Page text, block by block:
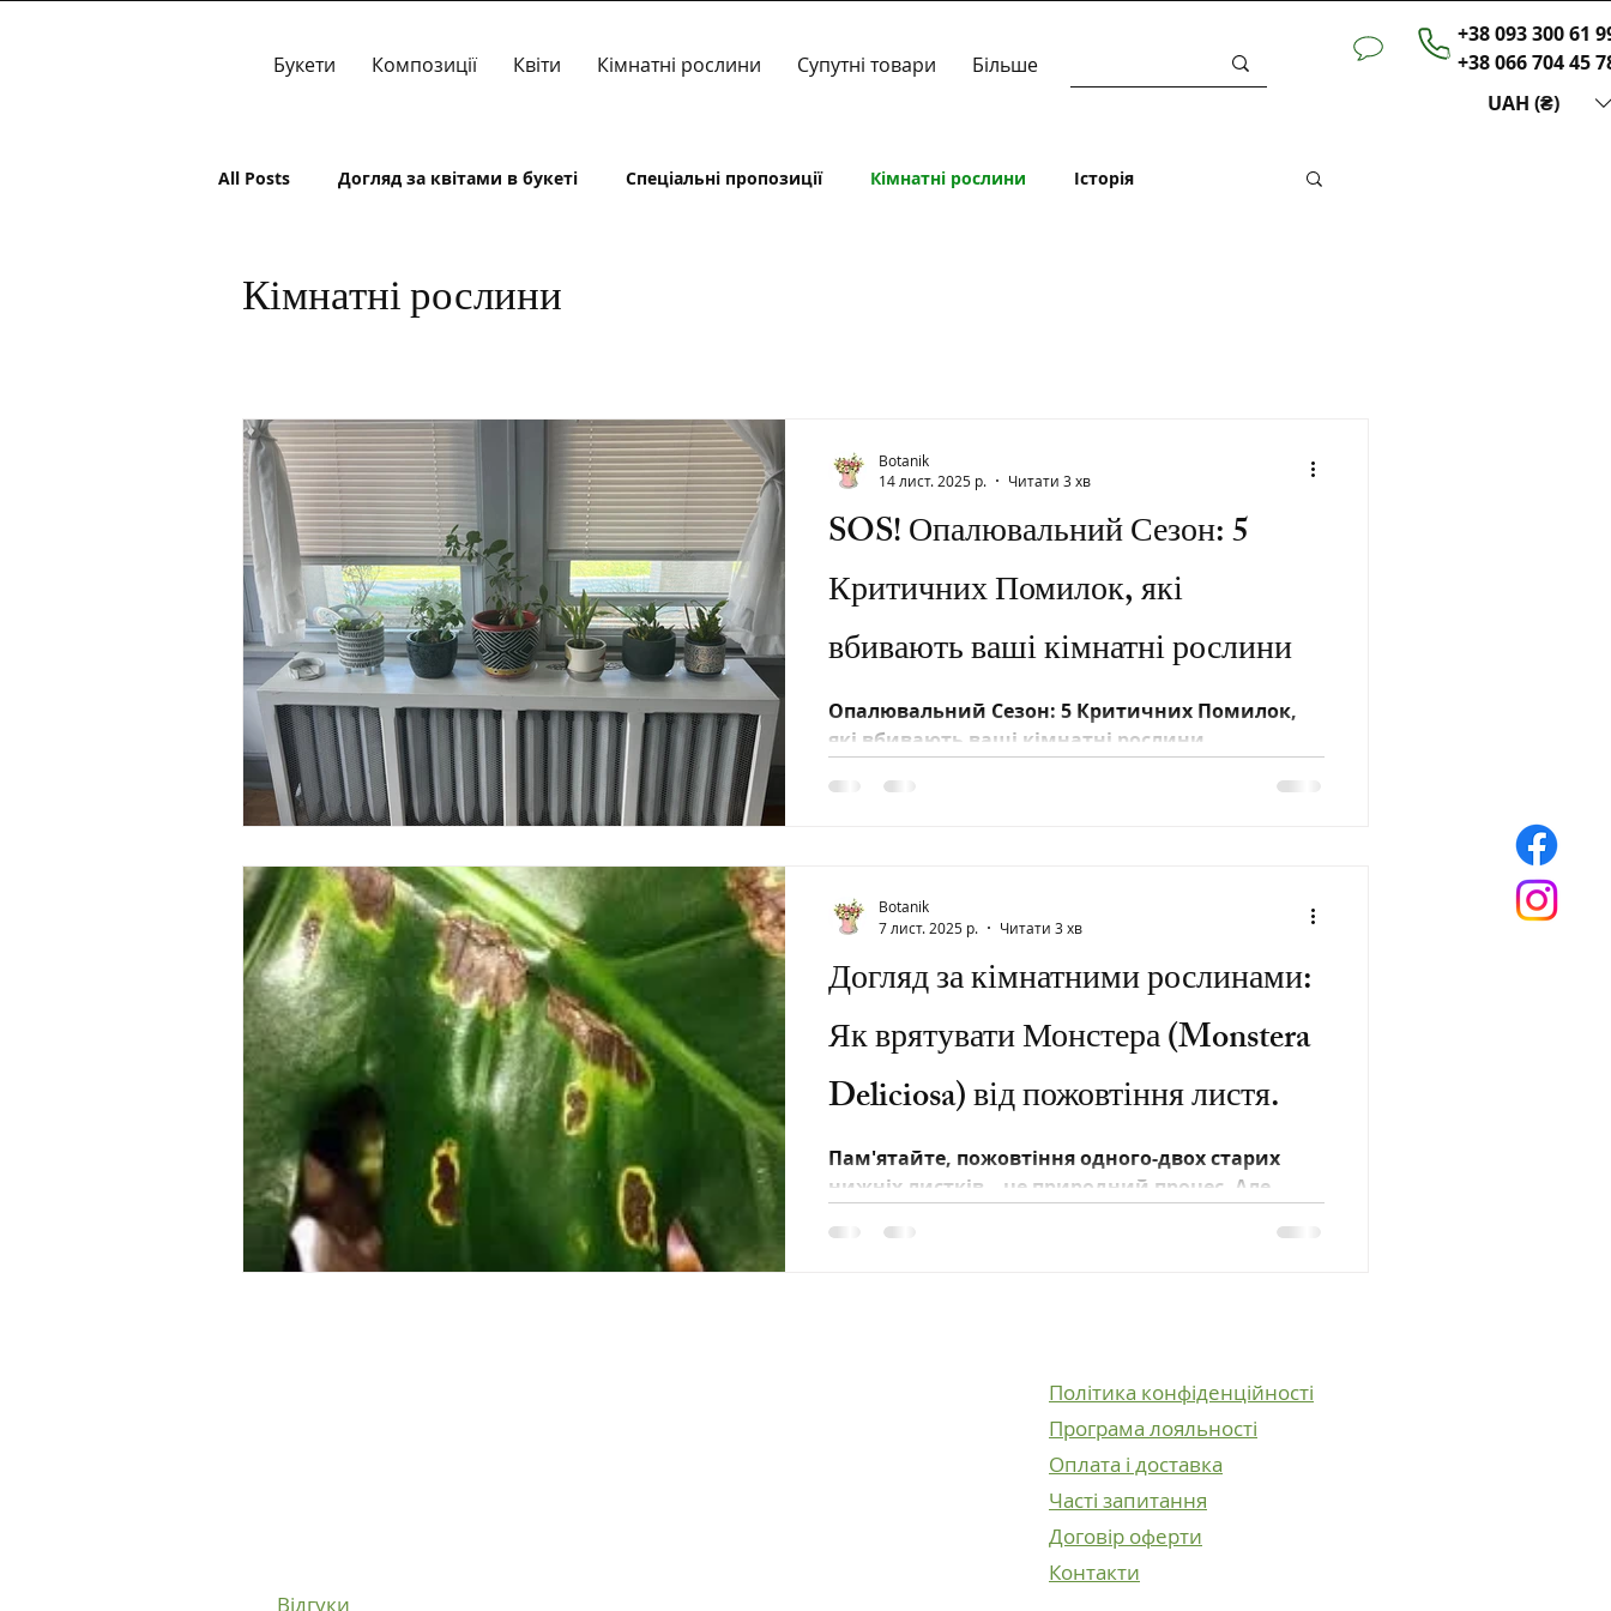
Букети Композиції Квіти Кімнатні рослини Супутні товари Більше
+38 093 300 61
+38 066 704 45
UAH (₴)
All Posts Догляд за квітами в букеті Спеціальні пропозиції Кімнатні рослини Історія
Кімнатні рослини
SOS! Опалювальний Сезон: 5
Критичних Помилок, які
вбивають ваші кімнатні рослини
Опалювальний Сезон: 5 Критичних Помилок,
які вбивають ваші кімнатні рослини
Botanik
14 лист. 2025 р.
Читати 3 хв
Догляд за кімнатними рослинами:
Як врятувати Монстера (Monstera
Deliciosa) від пожовтіння листя.
Пам'ятайте, пожовтіння одного-двох старих
нижніх листків – це природний процес. Але
Використовуйте цей чек-лист, щоб
Botanik
7 лист. 2025 р.
Читати 3 хв
Відгуки
Політика конфіденційності
Програма лояльності
Оплата і доставка
Часті запитання
Договір оферти
Контакти